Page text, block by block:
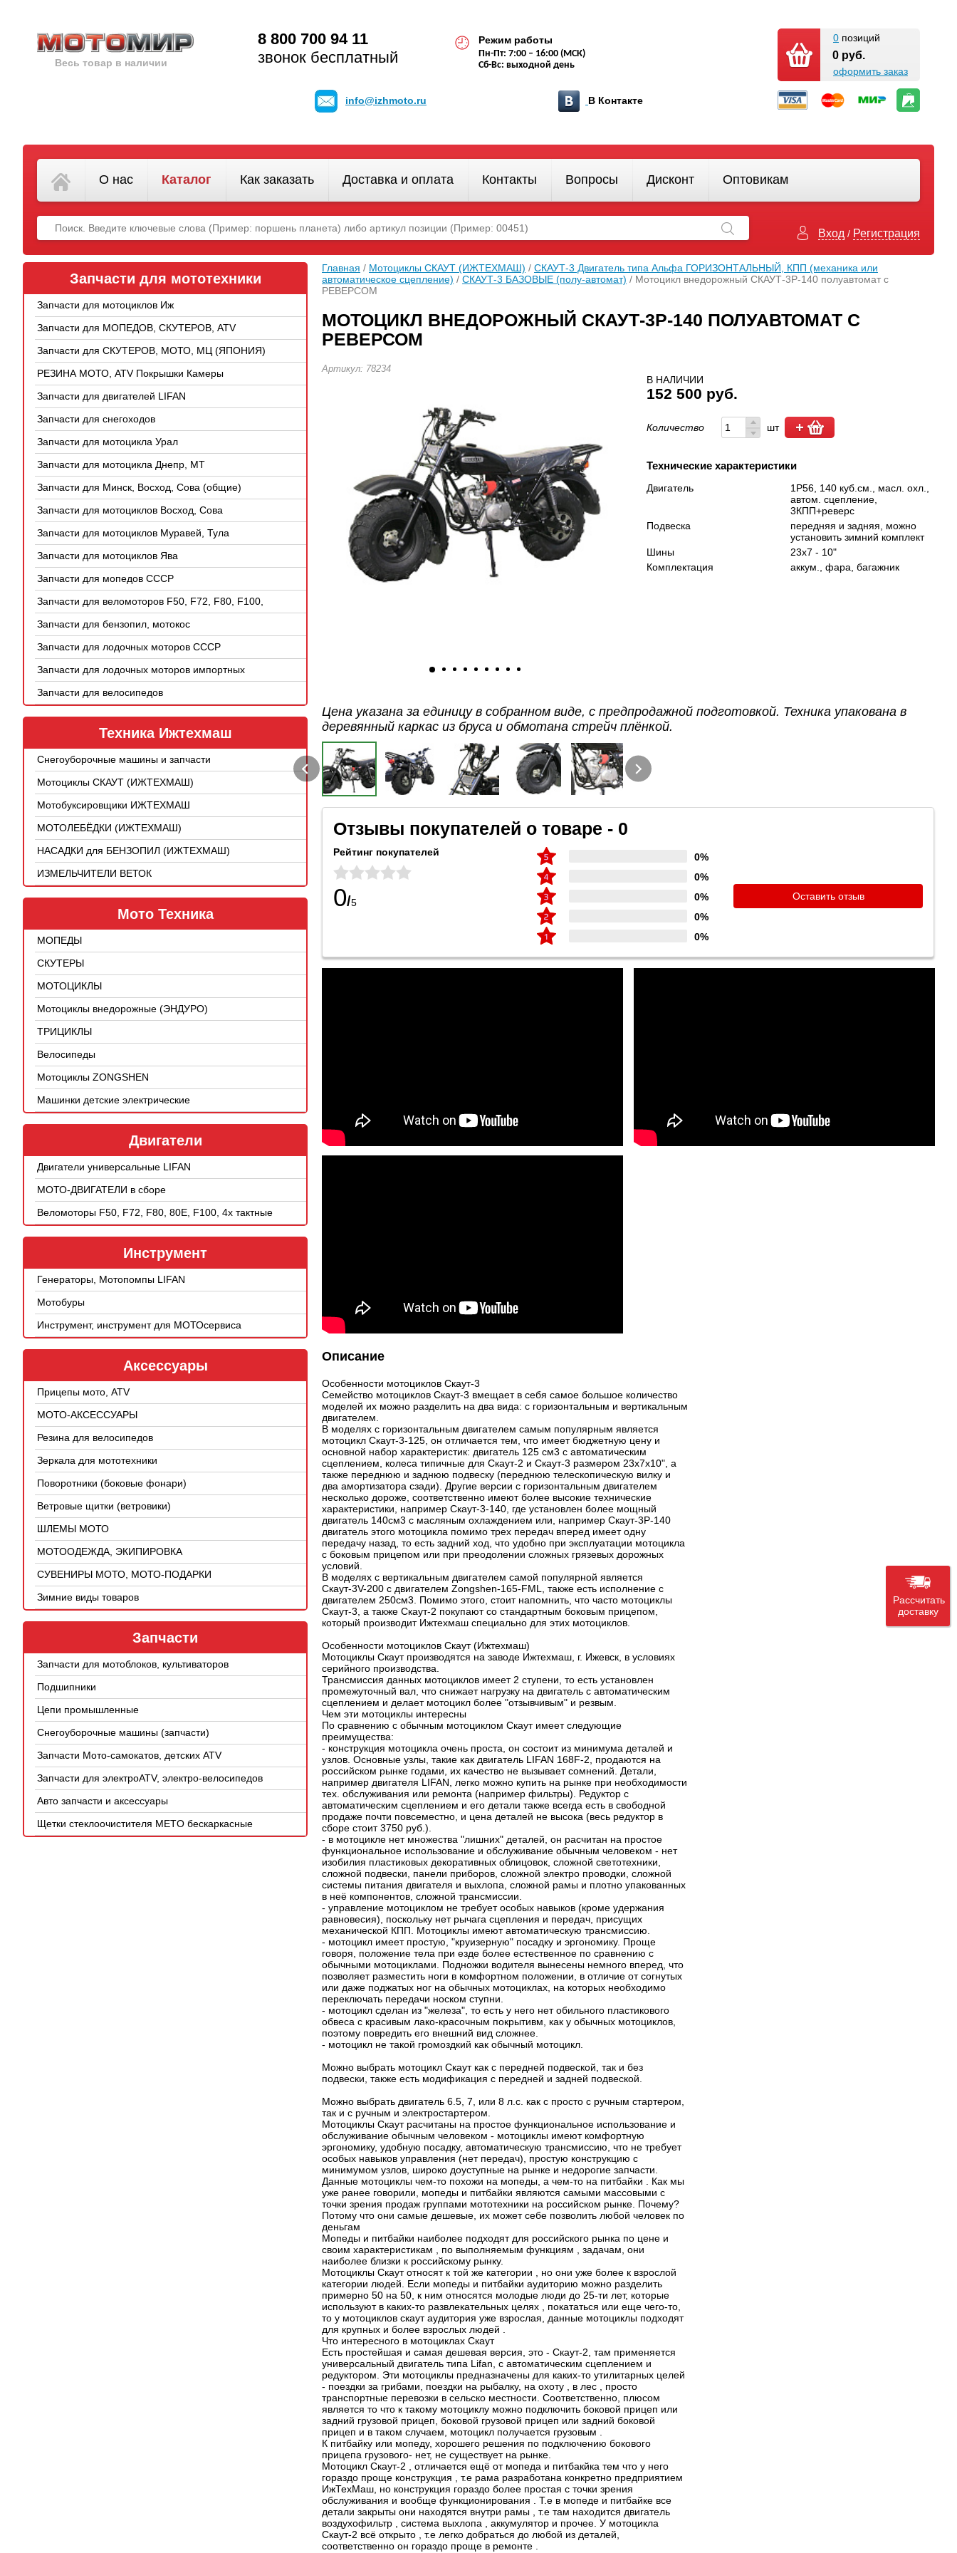
Весь товар в наличии
8 800 700 94 11
звонок бесплатный
Режим работы
Пн-Пт: 7:00 – 16:00 (МСК)
Сб-Вс: выходной день
0 позиций
0 руб.
оформить заказ
info@izhmoto.ru В Контакте
О нас Каталог Как заказать Доставка и оплата Контакты Вопросы Дисконт Оптовикам
Вход / Регистрация
Запчасти для мототехники
Запчасти для мотоциклов Иж
Запчасти для МОПЕДОВ, СКУТЕРОВ, ATV
(КИТАЙ)
Запчасти для СКУТЕРОВ, МОТО, МЦ (ЯПОНИЯ)
РЕЗИНА МОТО, ATV Покрышки Камеры
Запчасти для двигателей LIFAN
Запчасти для снегоходов
Запчасти для мотоцикла Урал
Запчасти для мотоцикла Днепр, МТ
Запчасти для Минск, Восход, Сова (общие)
Запчасти для мотоциклов Восход, Сова
Запчасти для мотоциклов Муравей, Тула
Запчасти для мотоциклов Ява
Запчасти для мопедов СССР
Запчасти для веломоторов F50, F72, F80, F100,
4Т
Запчасти для бензопил, мотокос
Запчасти для лодочных моторов СССР
Запчасти для лодочных моторов импортных
Запчасти для велосипедов
Техника Ижтехмаш
Снегоуборочные машины и запчасти
Мотоциклы СКАУТ (ИЖТЕХМАШ)
Мотобуксировщики ИЖТЕХМАШ
МОТОЛЕБЁДКИ (ИЖТЕХМАШ)
НАСАДКИ для БЕНЗОПИЛ (ИЖТЕХМАШ)
ИЗМЕЛЬЧИТЕЛИ ВЕТОК
Мото Техника
МОПЕДЫ
СКУТЕРЫ
МОТОЦИКЛЫ
Мотоциклы внедорожные (ЭНДУРО)
ТРИЦИКЛЫ
Велосипеды
Мотоциклы ZONGSHEN
Машинки детские электрические
Двигатели
Двигатели универсальные LIFAN
МОТО-ДВИГАТЕЛИ в сборе
Веломоторы F50, F72, F80, 80E, F100, 4х тактные
Инструмент
Генераторы, Мотопомпы LIFAN
Мотобуры
Инструмент, инструмент для МОТОсервиса
Аксессуары
Прицепы мото, ATV
МОТО-АКСЕССУАРЫ
Резина для велосипедов
Зеркала для мототехники
Поворотники (боковые фонари)
Ветровые щитки (ветровики)
ШЛЕМЫ МОТО
МОТООДЕЖДА, ЭКИПИРОВКА
СУВЕНИРЫ МОТО, МОТО-ПОДАРКИ
Зимние виды товаров
Запчасти
Запчасти для мотоблоков, культиваторов
Подшипники
Цепи промышленные
Снегоуборочные машины (запчасти)
Запчасти Мото-самокатов, детских ATV
Запчасти для электроATV, электро-велосипедов
Авто запчасти и аксессуары
Щетки стеклоочистителя METO бескаркасные
Главная / Мотоциклы СКАУТ (ИЖТЕХМАШ) / СКАУТ-3 Двигатель типа Альфа ГОРИЗОНТАЛЬНЫЙ, КПП (механика или
автоматическое сцепление) / СКАУТ-3 БАЗОВЫЕ (полу-автомат) / Мотоцикл внедорожный СКАУТ-3Р-140 полуавтомат с
РЕВЕРСОМ
МОТОЦИКЛ ВНЕДОРОЖНЫЙ СКАУТ-3Р-140 ПОЛУАВТОМАТ С
РЕВЕРСОМ
Артикул: 78234
В НАЛИЧИИ
152 500 руб.
Количество шт
Технические характеристики
Двигатель
1Р56, 140 куб.см., масл. охл.,
автом. сцепление,
3КПП+реверс
Подвеска
передняя и задняя, можно
установить зимний комплект
Шины
23х7 - 10"
Комплектация
аккум., фара, багажник
Цена указана за единицу в собранном виде, с предпродажной подготовкой. Техника упакована в
деревянный каркас из бруса и обмотана стрейч плёнкой.
Отзывы покупателей о товаре - 0
Рейтинг покупателей
0/5
0%
0%
0%
0%
0%
Оставить отзыв
Описание
Особенности мотоциклов Скаут-3
Семейство мотоциклов Скаут-3 вмещает в себя самое большое количество
моделей их можно разделить на два вида: с горизонтальным и вертикальным
двигателем.
В моделях с горизонтальным двигателем самым популярным является
мотоцикл Скаут-3-125, он отличается тем, что имеет бюджетную цену и
основной набор характеристик: двигатель 125 см3 с автоматическим
сцеплением, колеса типичные для Скаут-2 и Скаут-3 размером 23х7х10", а
также переднюю и заднюю подвеску (переднюю телескопическую вилку и
два амортизатора сзади). Другие версии с горизонтальным двигателем
несколько дороже, соответственно имеют более высокие технические
характеристики, например Скаут-3-140, где установлен более мощный
двигатель 140см3 с масляным охлаждением или, например Скаут-3Р-140
двигатель этого мотоцикла помимо трех передач вперед имеет одну
передачу назад, то есть задний ход, что удобно при эксплуатации мотоцикла
с боковым прицепом или при преодолении сложных грязевых дорожных
условий.
В моделях с вертикальным двигателем самой популярной является
Скаут-3V-200 с двигателем Zongshen-165-FML, также есть исполнение с
двигателем 250см3. Помимо этого, стоит напомнить, что часто мотоциклы
Скаут-3, а также Скаут-2 покупают со стандартным боковым прицепом,
который производит Ижтехмаш специально для этих мотоциклов.
Особенности мотоциклов Скаут (Ижтехмаш)
Мотоциклы Скаут производятся на заводе Ижтехмаш, г. Ижевск, в условиях
серийного производства.
Трансмиссия данных мотоциклов имеет 2 ступени, то есть установлен
промежуточный вал, что снижает нагрузку на двигатель с автоматическим
сцеплением и делает мотоцикл более "отзывчивым" и резвым.
Чем эти мотоциклы интересны
По сравнению с обычным мотоциклом Скаут имеет следующие
преимущества:
- конструкция мотоцикла очень проста, он состоит из минимума деталей и
узлов. Основные узлы, такие как двигатель LIFAN 168F-2, продаются на
российском рынке годами, их качество не вызывает сомнений. Детали,
например двигателя LIFAN, легко можно купить на рынке при необходимости
тех. обслуживания или ремонта (например фильтры). Редуктор с
автоматическим сцеплением и его детали также всегда есть в свободной
продаже почти повсеместно, и цена деталей не высока (весь редуктор в
сборе стоит 3750 руб.).
- в мотоцикле нет множества "лишних" деталей, он расчитан на простое
функциональное использование и обслуживание обычным человеком - нет
изобилия пластиковых декоративных облицовок, сложной светотехники,
сложной подвески, панели приборов, сложной электро проводки, сложной
системы питания двигателя и выхлопа, сложной рамы и плотно упакованных
в неё компонентов, сложной трансмиссии.
- управление мотоциклом не требует особых навыков (кроме удержания
равновесия), поскольку нет рычага сцепления и передач, присущих
механической КПП. Мотоциклы имеют автоматическую трансмиссию.
- мотоцикл имеет простую, "круизерную" посадку и эргономику. Проще
говоря, положение тела при езде более естественное по сравнению с
обычными мотоциклами. Подножки водителя вынесены немного вперед, что
позволяет разместить ноги в комфортном положении, в отличие от согнутых
или даже поджатых ног на обычных мотоциклах, на которых необходимо
переключать передачи носком ступни.
- мотоцикл сделан из "железа", то есть у него нет обильного пластикового
обвеса с красивым лако-красочным покрытивм, как у обычных мотоциклов,
поэтому повредить его внешний вид сложнее.
- мотоцикл не такой громоздкий как обычный мотоцикл.
Можно выбрать мотоцикл Скаут как с передней подвеской, так и без
подвески, также есть модификация с передней и задней подвеской.
Можно выбрать двигатель 6.5, 7, или 8 л.с. как с просто с ручным стартером,
так и с ручным и электростартером.
Мотоциклы Скаут расчитаны на простое функциональное использование и
обслуживание обычным человеком - мотоциклы имеют комфортную
эргономику, удобную посадку, автоматическую трансмиссию, что не требует
особых навыков управления (нет передач), простую конструкцию с
минимумом узлов, широко доуступные на рынке и недорогие запчасти.
Данные мотоциклы чем-то похожи на мопеды, а чем-то на питбайки . Как мы
уже ранее говорили, мопеды и питбайки являются самыми массовыми с
точки зрения продаж группами мототехники на российском рынке. Почему?
Потому что они самые дешевые, их может себе позволить любой человек по
деньгам
Мопеды и питбайки наиболее подходят для российского рынка по цене и
своим характеристикам , по выполняемым функциям , задачам, они
наиболее близки к российскому рынку.
Мотоциклы Скаут относят к той же категории , но они уже более к взрослой
категории людей. Если мопеды и питбайки аудиторию можно разделить
примерно 50 на 50, к ним относятся молодые люди до 25-ти лет, которые
используют в каких-то развлекательных целях , покататься или еще чего-то,
то у мотоциклов скаут аудитория уже взрослая, данные мотоциклы подходят
для крупных и более взрослых людей .
Что интересного в мотоциклах Скаут
Есть простейшая и самая дешевая версия, это - Скаут-2, там применяется
универсальный двигатель типа Lifan, с автоматическим сцеплением и
редуктором. Эти мотоциклы предназначены для каких-то утилитарных целей
- поездки за грибами, поездки на рыбалку, на охоту , в лес , просто
транспортные перевозки в сельско местности. Соответственно, плюсом
является то что к такому мотоциклу можно подключить боковой прицеп или
задний грузовой прицеп, боковой грузовой прицеп или задний боковой
прицеп и в таком случаем, мотоцикл получается грузовым .
К питбайку или мопеду, хорошего решения по подключению бокового
прицепа грузового- нет, не существует на рынке.
Мотоцикл Скаут-2 , отличается ещё от мопеда и питбакйка тем что у него
гораздо проще конструкция , т.е рама разработана конкретно предприятием
ИжТехМаш, но конструкция гораздо более простая с точки зрения
обслуживания и вообще функционирования . Т.е в мопеде и питбайке все
детали закрыты они находятся внутри рамы , т.е там находится двигатель
воздухофильтр , система выхлопа , аккумулятор и прочее. У мотоцикла
Скаут-2 всё открыто , т.е легко добраться до любой из деталей,
соответственно он гораздо проще в ремонте .
Рассчитать
доставку